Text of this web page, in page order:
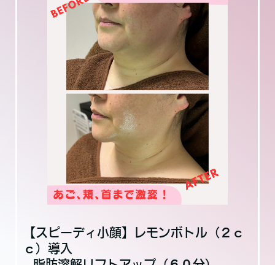
【スピーディ小顔】レモンボトル（２ｃ
ｃ）導入